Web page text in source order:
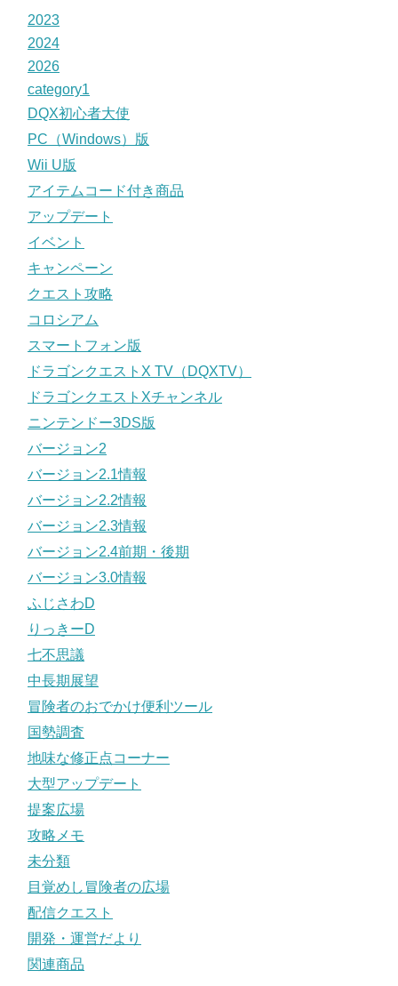
2023
2024
2026
category1
DQX初心者大使
PC（Windows）版
Wii U版
アイテムコード付き商品
アップデート
イベント
キャンペーン
クエスト攻略
コロシアム
スマートフォン版
ドラゴンクエストX TV（DQXTV）
ドラゴンクエストXチャンネル
ニンテンドー3DS版
バージョン2
バージョン2.1情報
バージョン2.2情報
バージョン2.3情報
バージョン2.4前期・後期
バージョン3.0情報
ふじさわD
りっきーD
七不思議
中長期展望
冒険者のおでかけ便利ツール
国勢調査
地味な修正点コーナー
大型アップデート
提案広場
攻略メモ
未分類
目覚めし冒険者の広場
配信クエスト
開発・運営だより
関連商品